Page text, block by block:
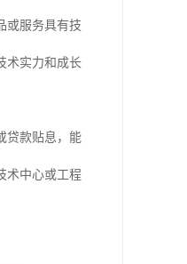
或服务具有技
术实力和成长
贷款贴息，能
术中心或工程